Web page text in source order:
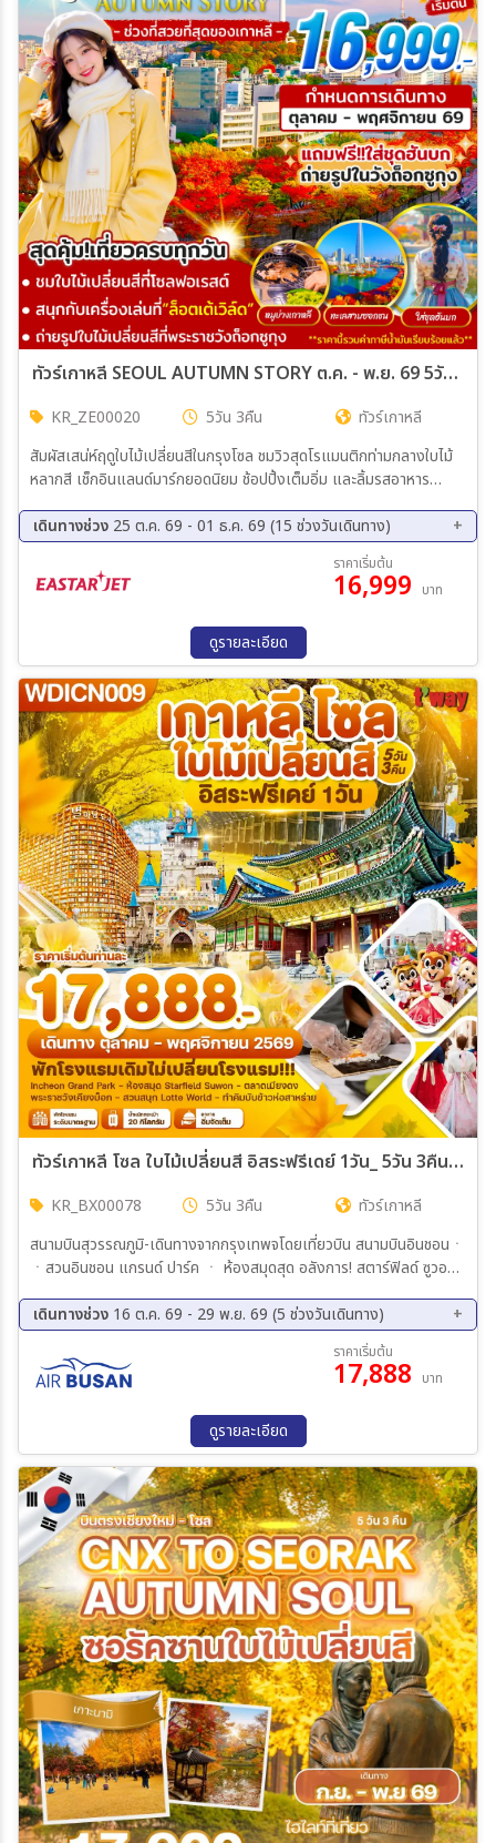
ทัวร์เกาหลี SEOUL AUTUMN STORY ต.ค. - พ.ย. 69 5วัน 3คืน บิน ZE
KR_ZE00020 5วัน 3คืน
ทัวร์เกาหลี
สัมผัสเสน่ห์ฤดูใบไม้เปลี่ยนสีในกรุงโซล ชมวิวสุดโรแมนติกท่ามกลางใบไม้
หลากสี เช็กอินแลนด์มาร์กยอดนิยม ช้อปปิ้งเต็มอิ่ม และลิ้มรสอาหาร
เดินทางช่วง 25 ต.ค. 69 - 01 ธ.ค. 69 (15 ช่วงวันเดินทาง)
26 ต.ค. 69 - 30 ต.ค. 69
27 ต.ค. 69 - 31 ต.ค. 69
28 ต.ค. 69 - 01 พ.ย. 69
30 ต.ค. 69 - 03 พ.ย. 69
04 พ.ย. 69 - 08 พ.ย. 69
11 พ.ย. 69 - 15 พ.ย. 69
13 พ.ย. 69 - 17 พ.ย. 69
18 พ.ย. 69 - 22 พ.ย. 69
20 พ.ย. 69 - 24 พ.ย. 69
25 พ.ย. 69 - 29 พ.ย. 69
27 พ.ย. 69 - 01 ธ.ค. 69
ราคาเริ่มต้น
16,999 บาท
ดูรายละเอียด
ทัวร์เกาหลี โซล ใบไม้เปลี่ยนสี อิสระฟรีเดย์ 1วัน_ 5วัน 3คืน (TW)
KR_BX00078 5วัน 3คืน
ทัวร์เกาหลี
สนามบินสุวรรณภูมิ-เดินทางจากกรุงเทพจโดยเที่ยวบิน สนามบินอินชอนㆍ
ㆍสวนอินชอน แกรนด์ ปาร์ค ㆍ ห้องสมุดสุด อลังการ! สตาร์ฟิลด์ ซูวอน
เต้เวิล์ด พระราชวังเคียงบ็อคㆍช้อปปิ้งตลาดดังเมียงดง อิสระท่องเที่ยว
ตามอัธยาศัย (ไม่มีรถ/ไม่มีอาหาร/ไม่มีไกด์ บริการ) สมุนไพรฮอกเกตนาบู
ㆍศูนย์น้ำมันสนเข็มแดง ㆍ โรงงาน สาหร่าย +กิจกรรมทำดิมบับ ซุปเปอร์
มาเก็ตละลายเงินวอน เดินทางกลับโดยเที่ยวบิน
เดินทางช่วง 16 ต.ค. 69 - 29 พ.ย. 69 (5 ช่วงวันเดินทาง)
28 ต.ค. 69 - 01 พ.ย. 69
30 ต.ค. 69 - 03 พ.ย. 69
04 พ.ย. 69 - 08 พ.ย. 69
25 พ.ย. 69 - 29 พ.ย. 69
ราคาเริ่มต้น
17,888 บาท
ดูรายละเอียด